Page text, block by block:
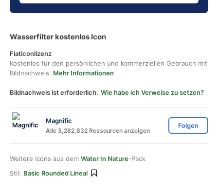
Wasserfilter kostenlos Icon
Flaticonlizenz
Kostenlos für den persönlichen und kommerziellen Gebrauch mit
Bildnachweis. Mehr Informationen
Bildnachweis ist erforderlich. Wie habe ich Verweise zu setzen?
Magnific
Alle 3,282,832 Ressourcen anzeigen
Folgen
Weitere Icons aus dem Water In Nature-Pack
Stil: Basic Rounded Lineal